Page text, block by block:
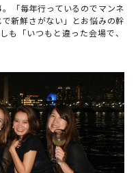
「毎年行っているのでマンネ
新鮮さがない」とお悩みの幹
も「いつもと違った会場で、